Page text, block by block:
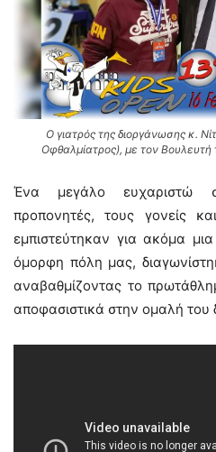
Ο γιατρός της διοργάνωσης κ.
Οφθαλμίατρος), με τον Βουλευτή
Ένα μεγάλο ευχαριστώ
προπονητές, τους γονείς
εμπιστεύτηκαν για ακόμα
όμορφη πόλη μας,
αναβαθμίζοντας το
αποφασιστικά στην ομαλή του